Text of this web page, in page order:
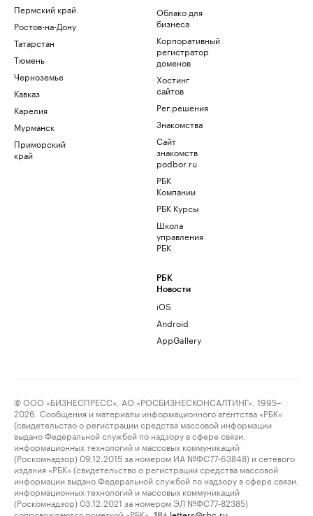
Пермский край
Ростов-на-Дону
Татарстан
Тюмень
Черноземье
Кавказ
Карелия
Мурманск
Приморский
край
Облако для
бизнеса
Корпоративный
регистратор
доменов
Хостинг
сайтов
Рег.решения
Знакомства
Сайт
знакомств
podbor.ru
РБК
Компании
РБК Курсы
Школа
управления
РБК
РБК
Новости
iOS
Android
AppGallery
© ООО «БИЗНЕСПРЕСС», АО «РОСБИЗНЕСКОНСАЛТИНГ», 1995–
2026. Сообщения и материалы информационного агентства «РБК»
(свидетельство о регистрации средства массовой информации
выдано Федеральной службой по надзору в сфере связи,
информационных технологий и массовых коммуникаций
(Роскомнадзор) 09.12.2015 за номером ИА №ФС77-63848) и сетевого
издания «РБК» (свидетельство о регистрации средства массовой
информации выдано Федеральной службой по надзору в сфере связи,
информационных технологий и массовых коммуникаций
(Роскомнадзор) 03.12.2021 за номером ЭЛ №ФС77-82385)